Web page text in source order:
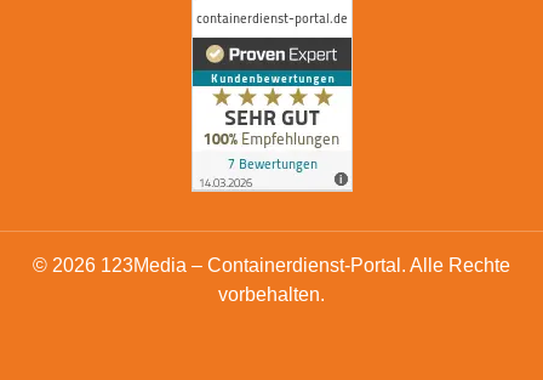
© 2026 123Media – Containerdienst-Portal. Alle Rechte
vorbehalten.